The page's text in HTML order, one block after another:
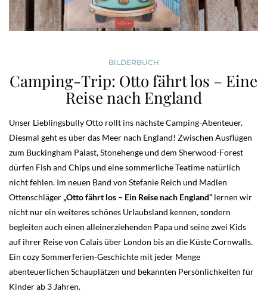
BILDERBUCH
Camping-Trip: Otto fährt los – Eine
Reise nach England
Unser Lieblingsbully Otto rollt ins nächste Camping-Abenteuer.
Diesmal geht es über das Meer nach England! Zwischen Ausflügen
zum Buckingham Palast, Stonehenge und dem Sherwood-Forest
dürfen Fish and Chips und eine sommerliche Teatime natürlich
nicht fehlen. Im neuen Band von Stefanie Reich und Madlen
Ottenschläger „Otto fährt los – Ein Reise nach England“ lernen wir
nicht nur ein weiteres schönes Urlaubsland kennen, sondern
begleiten auch einen alleinerziehenden Papa und seine zwei Kids
auf ihrer Reise von Calais über London bis an die Küste Cornwalls.
Ein cozy Sommerferien-Geschichte mit jeder Menge
abenteuerlichen Schauplätzen und bekannten Persönlichkeiten für
Kinder ab 3 Jahren.